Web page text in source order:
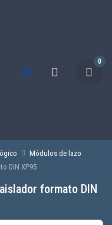
0
Módulos de lazo
DIN XP95
formato DIN